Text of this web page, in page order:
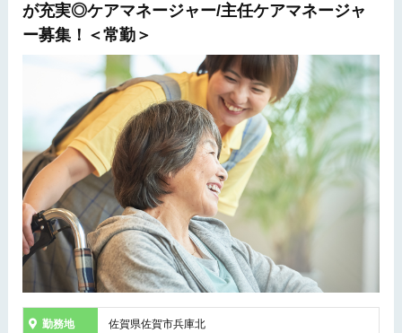
が充実◎ケアマネージャー/主任ケアマネージャ
ー募集！＜常勤＞
勤務地 佐賀県佐賀市兵庫北